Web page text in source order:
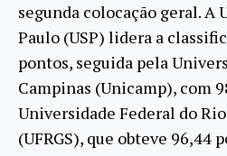
segunda colocação geral. A
Paulo (USP) lidera a
pontos, seguida pela
Campinas (Unicamp), com
Universidade Federal do
(UFRGS), que obteve 96,44